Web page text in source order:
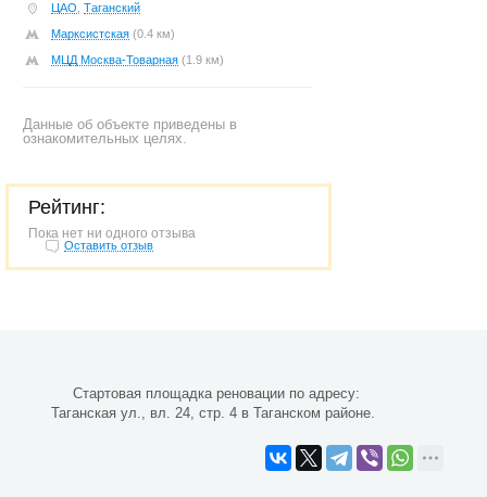
ЦАО Таганский
Марксистская (0.4 км)
МЦД Москва-Товарная (1.9 км)
Данные об объекте приведены в
ознакомительных целях.
Рейтинг:
Пока нет ни одного отзыва
Оставить отзыв
Стартовая площадка реновации по адресу:
Таганская ул., вл. 24, стр. 4 в Таганском районе.